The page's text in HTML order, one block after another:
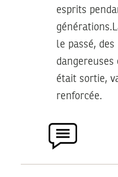
esprits
le passé,
dangereuses
était sortie,
renforcée.